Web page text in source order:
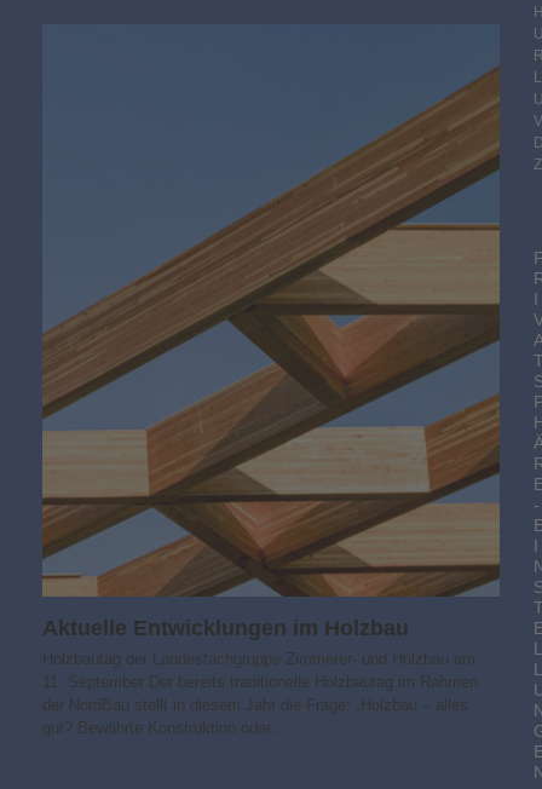
Aktuelle Entwicklungen im Holzbau
Holzbautag der Landesfachgruppe Zimmerer- und Holzbau am
11. September Der bereits traditionelle Holzbautag im Rahmen
der NordBau stellt in diesem Jahr die Frage: „Holzbau – alles
gut? Bewährte Konstruktion oder…
I
-
I
L
L